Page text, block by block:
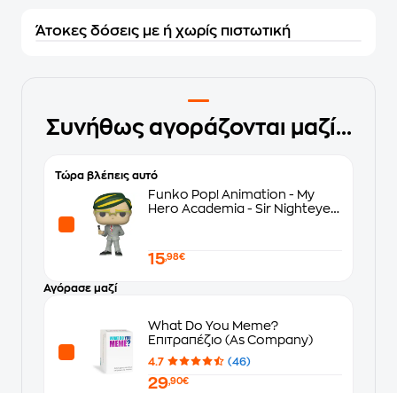
Άτοκες δόσεις με ή χωρίς πιστωτική
Συνήθως αγοράζονται μαζί...
Τώρα βλέπεις αυτό
Funko Pop! Animation - My
Hero Academia - Sir Nighteye
15,98€
Αγόρασε μαζί
What Do You Meme?
Επιτραπέζιο (As Company)
4.7 (46)
29,90€